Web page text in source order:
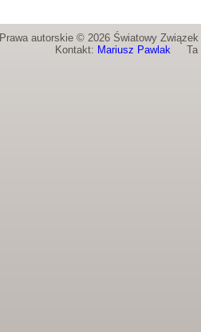
Prawa autorskie © 2026 Światowy
Kontakt: Mariusz PawlakTa